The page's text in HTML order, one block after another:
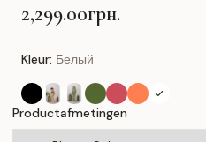
2,299.00грн.
Kleur: Белый
Productafmetingen